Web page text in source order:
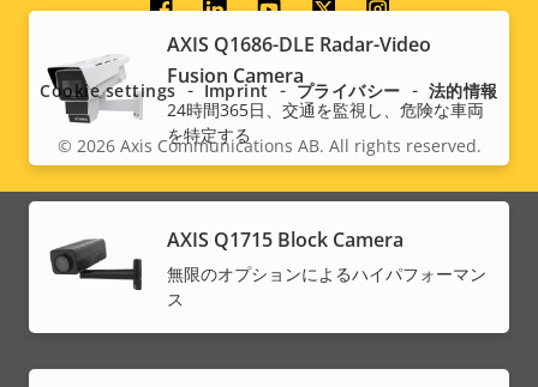
AXIS Q1686-DLE Radar-Video
Fusion Camera
24時間365日、交通を監視し、危険な車両
を特定する
AXIS Q1715 Block Camera
無限のオプションによるハイパフォーマン
ス
Social
menu
Legal
menu
© 2026Axis Communications AB. All rights reserved.
Cookie settings Imprint プライバシー 法的情報